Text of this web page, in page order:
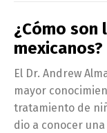
¿Cómo son
mexicanos?
El Dr. Andrew
mayor
tratamiento de
dio a conocer